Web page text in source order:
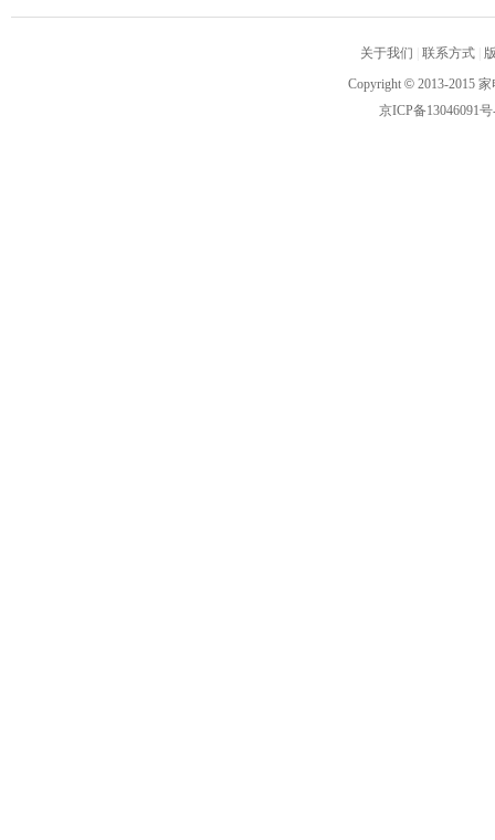
关于我们 联系方式
Copyright © 2013-2015
京ICP备13046091号